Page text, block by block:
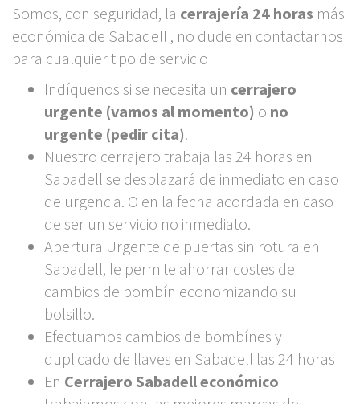
Somos, con seguridad, la cerrajería 24 horas más
económica de Sabadell , no dude en contactarnos
para cualquier tipo de servicio
Indíquenos si se necesita un cerrajero
urgente (vamos al momento) o no
urgente (pedir cita).
Nuestro cerrajero trabaja las 24 horas en
Sabadell se desplazará de inmediato en caso
de urgencia. O en la fecha acordada en caso
de ser un servicio no inmediato.
Apertura Urgente de puertas sin rotura en
Sabadell, le permite ahorrar costes de
cambios de bombín economizando su
bolsillo.
Efectuamos cambios de bombínes y
duplicado de llaves en Sabadell las 24 horas
En Cerrajero Sabadell económico